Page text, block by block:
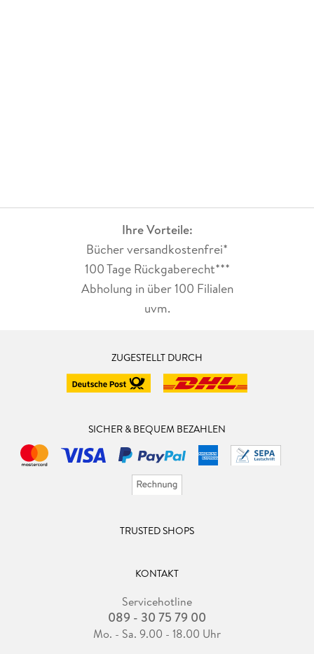
Ihre Vorteile:
Bücher versandkostenfrei*
100 Tage Rückgaberecht***
Abholung in über 100 Filialen
uvm.
ZUGESTELLT DURCH
SICHER & BEQUEM BEZAHLEN
TRUSTED SHOPS
KONTAKT
Servicehotline
089 - 30 75 79 00
Mo. - Sa. 9.00 - 18.00 Uhr